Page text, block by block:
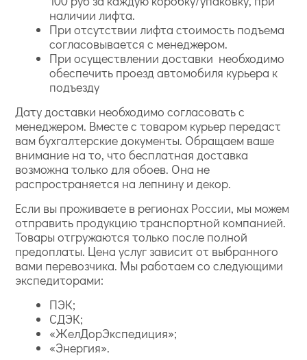
наличии лифта.
При отсутствии лифта стоимость подъема
согласовывается с менеджером.
При осуществлении доставки необходимо
обеспечить проезд автомобиля курьера к
подъезду
Дату доставки необходимо согласовать с
менеджером. Вместе с товаром курьер передаст
вам бухгалтерские документы. Обращаем ваше
внимание на то, что бесплатная доставка
возможна только для обоев. Она не
распространяется на лепнину и декор.
Если вы проживаете в регионах России, мы можем
отправить продукцию транспортной компанией.
Товары отгружаются только после полной
предоплаты. Цена услуг зависит от выбранного
вами перевозчика. Мы работаем со следующими
экспедиторами:
ПЭК;
СДЭК;
«ЖелДорЭкспедиция»;
«Энергия».